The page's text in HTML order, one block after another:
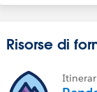
Risorse di